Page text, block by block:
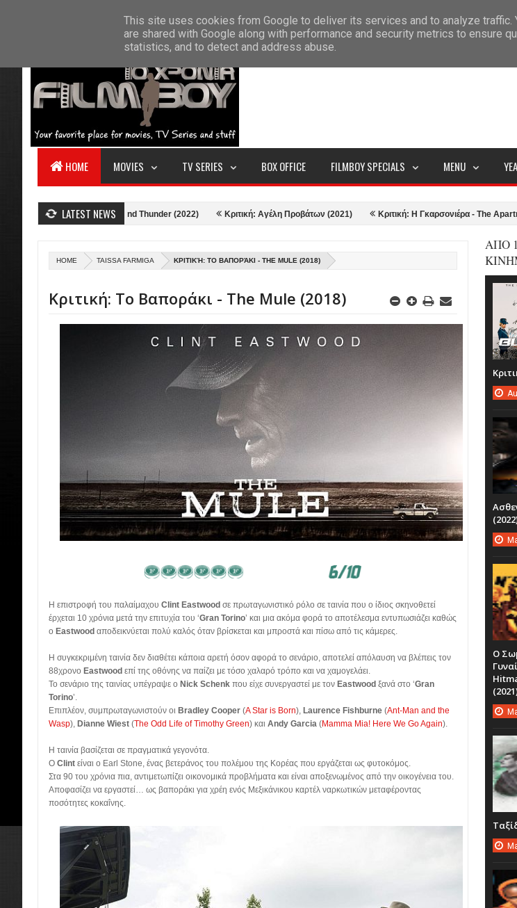
HOME ABOUT US CONTACT SITEMAP
HOME MOVIES TV SERIES BOX OFFICE FILMBOY SPECIALS MENU
LATEST NEWS
Κριτική: Thor: Love and Thunder (2022) Κριτική: Αγέλη Προβάτων (2021) Κριτική: Η Γκαρσονιέρα - The Apartment
HOME TAISSA FARMIGA ΚΡΙΤΙΚΉ: ΤΟ ΒΑΠΟΡΆΚΙ - THE MULE (2018)
Κριτική: Το Βαποράκι - The Mule (2018)
Η επιστροφή του παλαίμαχου Clint Eastwood σε πρωταγωνιστικό ρόλο σε ταινία που ο ίδιος σκηνοθετεί
έρχεται 10 χρόνια μετά την επιτυχία του ‘Gran Torino’ και μια ακόμα φορά το αποτέλεσμα εντυπωσιάζει καθώς
ο Eastwood αποδεικνύεται πολύ καλός όταν βρίσκεται και μπροστά και πίσω από τις κάμερες.
Η συγκεκριμένη ταινία δεν διαθέτει κάποια αρετή όσον αφορά το σενάριο, αποτελεί απόλαυση να βλέπεις τον
88χρονο Eastwood επί της οθόνης να παίζει με τόσο χαλαρό τρόπο και να χαμογελάει.
Το σενάριο της ταινίας υπέγραψε ο Nick Schenk που είχε συνεργαστεί με τον Eastwood ξανά στο ‘Gran
Torino’.
Επιπλέον, συμπρωταγωνιστούν οι Bradley Cooper (A Star is Born), Laurence Fishburne (Ant-Man and the
Wasp), Dianne Wiest (The Odd Life of Timothy Green) και Andy Garcia (Mamma Mia! Here We Go Again).
Η ταινία βασίζεται σε πραγματικά γεγονότα.
Ο Clint είναι ο Earl Stone, ένας βετεράνος του πολέμου της Κορέας που εργάζεται ως φυτοκόμος.
Στα 90 του χρόνια πια, αντιμετωπίζει οικονομικά προβλήματα και είναι αποξενωμένος από την οικογένεια του.
Αποφασίζει να εργαστεί… ως βαποράκι για χρέη ενός Μεξικάνικου καρτέλ ναρκωτικών μεταφέροντας
ποσότητες κοκαΐνης.
ΑΠΟ
Ο
This site uses cookies from Google to deliver its services and to analyze traffic.
are shared with Google along with performance and security metrics to ensure
statistics, and to detect and address abuse.